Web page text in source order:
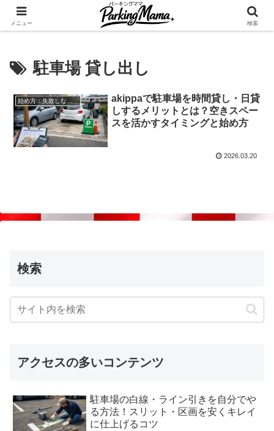
✨空き家・自宅の駐車場を貸してゆとりget🍵
駐車場 貸し出し
akippaで駐車場を時間貸し・日貸
しするメリットとは？空きスペー
スを活かすタイミングと始め方
2026.03.20
検索
アクセスの多いコンテンツ
駐車場の白線・ライン引きを自分でや
る方法！スリット・区画を安くキレイ
に仕上げるコツ
メニュー 検索